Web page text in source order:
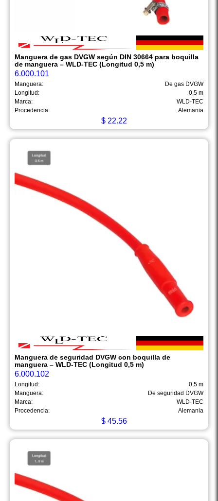
Manguera de gas DVGW según DIN 30664 para boquilla
de manguera – WLD-TEC (Longitud 0,5 m)
6.000.101
Manguera:
De gas DVGW
Longitud:
0,5 m
Marca:
WLD-TEC
Procedencia:
Alemania
$22.22
Manguera de seguridad DVGW con boquilla de
manguera – WLD-TEC (Longitud 0,5 m)
6.000.102
Longitud:
0,5 m
Manguera:
De seguridad DVGW
Marca:
WLD-TEC
Procedencia:
Alemania
$45.56